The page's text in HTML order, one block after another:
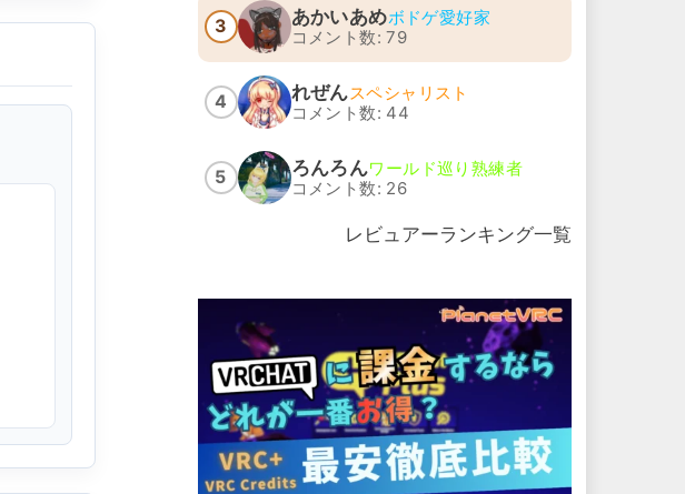
3 あかいあめボドゲ愛好家
コメント数: 79
4 れぜんスペシャリスト
コメント数: 44
5 ろんろんワールド巡り熟練者
コメント数: 26
レビュアーランキング一覧